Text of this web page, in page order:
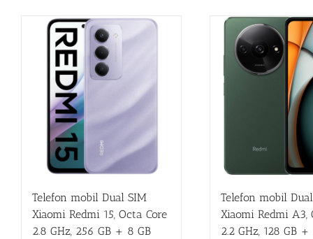
Telefon mobil Dual SIM
Xiaomi Redmi 15, Octa Core
2.8 GHz, 256 GB + 8 GB
Telefon mobil
Xiaomi Redmi A3,
2.2 GHz, 128 GB +